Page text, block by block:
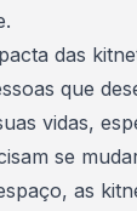
das
que
vidas,
se
as